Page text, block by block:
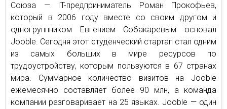
Союза — IT-предприниматель Роман Прокофьев,
который в 2006 году вместе со своим другом и
одногруппником Евгением Собакаревым основал
Jooble. Сегодня этот студенческий стартап стал одним
из самых больших в мире ресурсов по
трудоустройству, которым пользуются в 67 странах
мира. Суммарное количество визитов на Jooble
ежемесячно составляет более 90 млн, а команда
компании разговаривает на 25 языках. Jooble — один